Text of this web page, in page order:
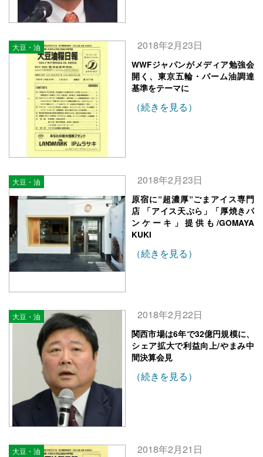
大豆・油 2018年2月23日
WWFジャパンがメディア勉強会
開く、東京五輪・パーム油調達
基準をテーマに
（続きを見る）
大豆・油 2018年2月23日
原宿に”超濃厚”ごまアイス専門
店 「アイス天ぷら」「厚焼きパ
ンケーキ」提供も/GOMAYA
KUKI
（続きを見る）
大豆・油 2018年2月22日
関西市場は6年で32億円規模に、
シェア拡大で利益向上/やまみ中
間決算会見
（続きを見る）
大豆・油 2018年2月21日